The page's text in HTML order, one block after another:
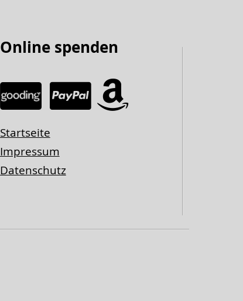
Online spenden
Startseite
Impressum
Datenschutz